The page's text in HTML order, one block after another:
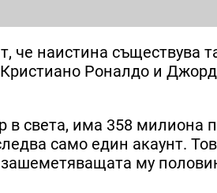
че наистина съществува
Роналдо и
света, има 358 милиона
само един акаунт.
зашеметяващата му